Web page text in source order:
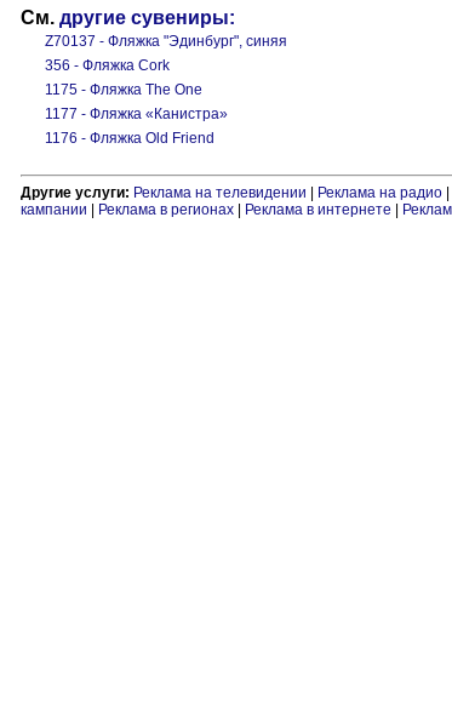
См. другие сувениры:
Z70137 - Фляжка "Эдинбург", синяя
356 - Фляжка Cork
1175 - Фляжка The One
1177 - Фляжка «Канистра»
1176 - Фляжка Old Friend
Другие услуги: Реклама на телевидении Реклама на радио
кампании
Реклама в регионах Реклама в интернете